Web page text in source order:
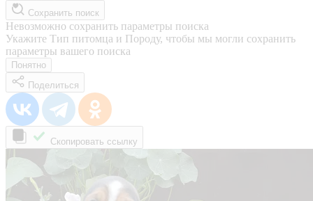
Сохранить поиск
Невозможно сохранить параметры поиска
Укажите Тип питомца и Породу, чтобы мы могли сохранить
параметры вашего поиска
Понятно
Поделиться
Скопировать ссылку